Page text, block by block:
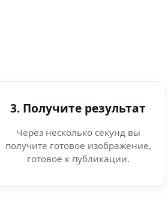
3. Получите результат
Через несколько секунд вы
получите готовое изображение,
готовое к публикации.